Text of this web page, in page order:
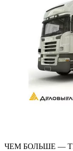
ЧЕМ БОЛЬШЕ —